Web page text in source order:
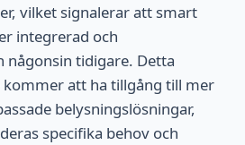
vilket signalerar att smart
integrerad och
någonsin tidigare. Detta
att ha tillgång till mer
belysningslösningar,
specifika behov och